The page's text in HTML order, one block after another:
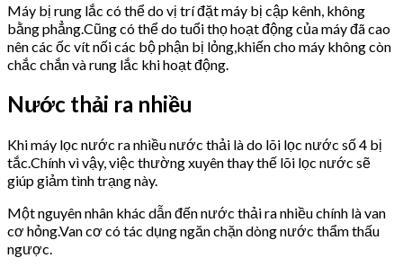
Máy bị rung lắc có thể do vị trí đặt máy bị cập kênh, không
bằng phẳng.Cũng có thể do tuổi thọ hoạt động của máy đã cao
nên các ốc vít nối các bộ phận bị lỏng,khiến cho máy không còn
chắc chắn và rung lắc khi hoạt động.
Nước thải ra nhiều
Khi máy lọc nước ra nhiều nước thải là do lõi lọc nước số 4 bị
tắc.Chính vì vậy, việc thường xuyên thay thế lõi lọc nước sẽ
giúp giảm tình trạng này.
Một nguyên nhân khác dẫn đến nước thải ra nhiều chính là van
cơ hỏng.Van cơ có tác dụng ngăn chặn dòng nước thẩm thấu
ngược.